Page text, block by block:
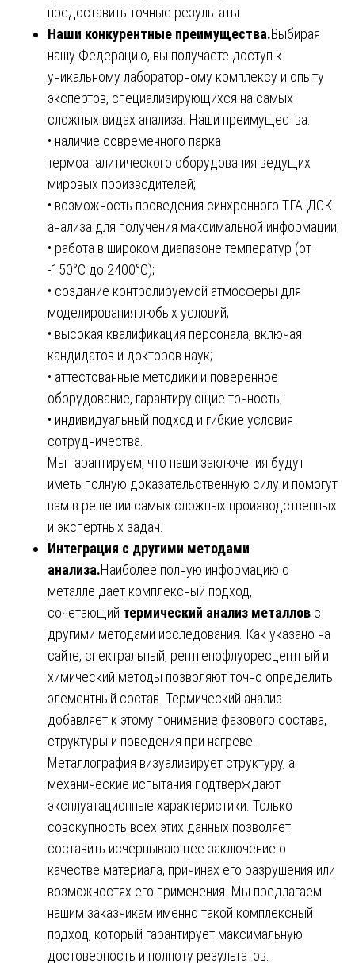
предоставить точные результаты.
Наши конкурентные преимущества.Выбирая
нашу Федерацию, вы получаете доступ к
уникальному лабораторному комплексу и опыту
экспертов, специализирующихся на самых
сложных видах анализа. Наши преимущества:
• наличие современного парка
термоаналитического оборудования ведущих
мировых производителей;
• возможность проведения синхронного ТГА-ДСК
анализа для получения максимальной информации;
• работа в широком диапазоне температур (от
-150°C до 2400°C);
• создание контролируемой атмосферы для
моделирования любых условий;
• высокая квалификация персонала, включая
кандидатов и докторов наук;
• аттестованные методики и поверенное
оборудование, гарантирующие точность;
• индивидуальный подход и гибкие условия
сотрудничества.
Мы гарантируем, что наши заключения будут
иметь полную доказательственную силу и помогут
вам в решении самых сложных производственных
и экспертных задач.
Интеграция с другими методами
анализа.Наиболее полную информацию о
металле дает комплексный подход,
сочетающий термический анализ металлов с
другими методами исследования. Как указано на
сайте, спектральный, рентгенофлуоресцентный и
химический методы позволяют точно определить
элементный состав. Термический анализ
добавляет к этому понимание фазового состава,
структуры и поведения при нагреве.
Металлография визуализирует структуру, а
механические испытания подтверждают
эксплуатационные характеристики. Только
совокупность всех этих данных позволяет
составить исчерпывающее заключение о
качестве материала, причинах его разрушения или
возможностях его применения. Мы предлагаем
нашим заказчикам именно такой комплексный
подход, который гарантирует максимальную
достоверность и полноту результатов.